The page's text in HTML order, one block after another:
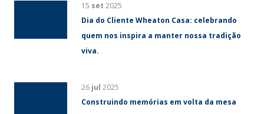
15 set 2025
Dia do Cliente Wheaton Casa: celebrando
quem nos inspira a manter nossa tradição
viva.
26 jul 2025
Construindo memórias em volta da mesa